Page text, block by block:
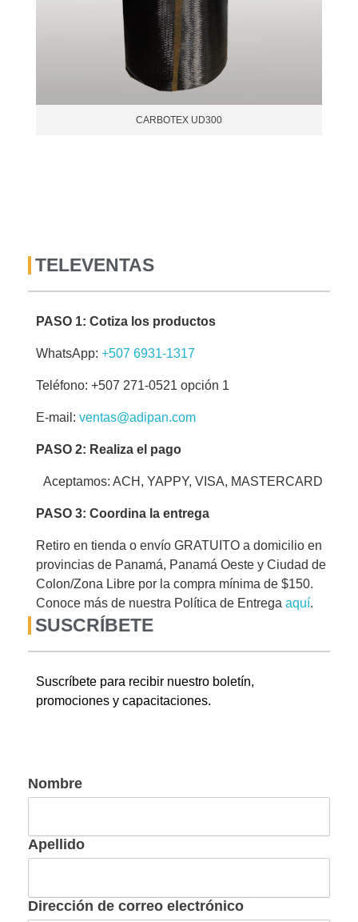
CARBOTEX UD300
TELEVENTAS
PASO 1: Cotiza los productos
WhatsApp: +507 6931-1317
Teléfono: +507 271-0521 opción 1
E-mail: ventas@adipan.com
PASO 2: Realiza el pago
Aceptamos: ACH, YAPPY, VISA, MASTERCARD
PASO 3: Coordina la entrega
Retiro en tienda o envío GRATUITO a domicilio en
provincias de Panamá, Panamá Oeste y Ciudad de
Colon/Zona Libre por la compra mínima de $150.
Conoce más de nuestra Política de Entrega aquí.
SUSCRÍBETE
Suscríbete para recibir nuestro boletín,
promociones y capacitaciones.
Nombre
Apellido
Dirección de correo electrónico